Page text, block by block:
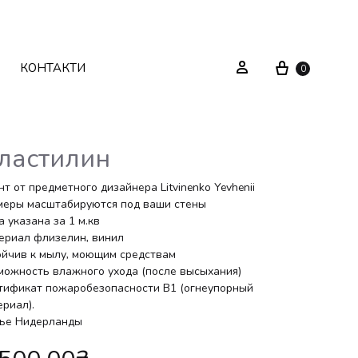
Текстиль
Декор
Вуличні меблі
Системи зберігання
Стелажі
Дзеркала
КОНТАКТИ Sign in Cart
0
от предметного дизайнера Litvinenko Yevhenii
масштабируются под ваши стены
указана за 1 м.кв
флизелин, винил
к мылу, моющим средствам
влажного ухода (после высыхания)
пожаробезопасности В1 (огнеупорный
Нидерланды